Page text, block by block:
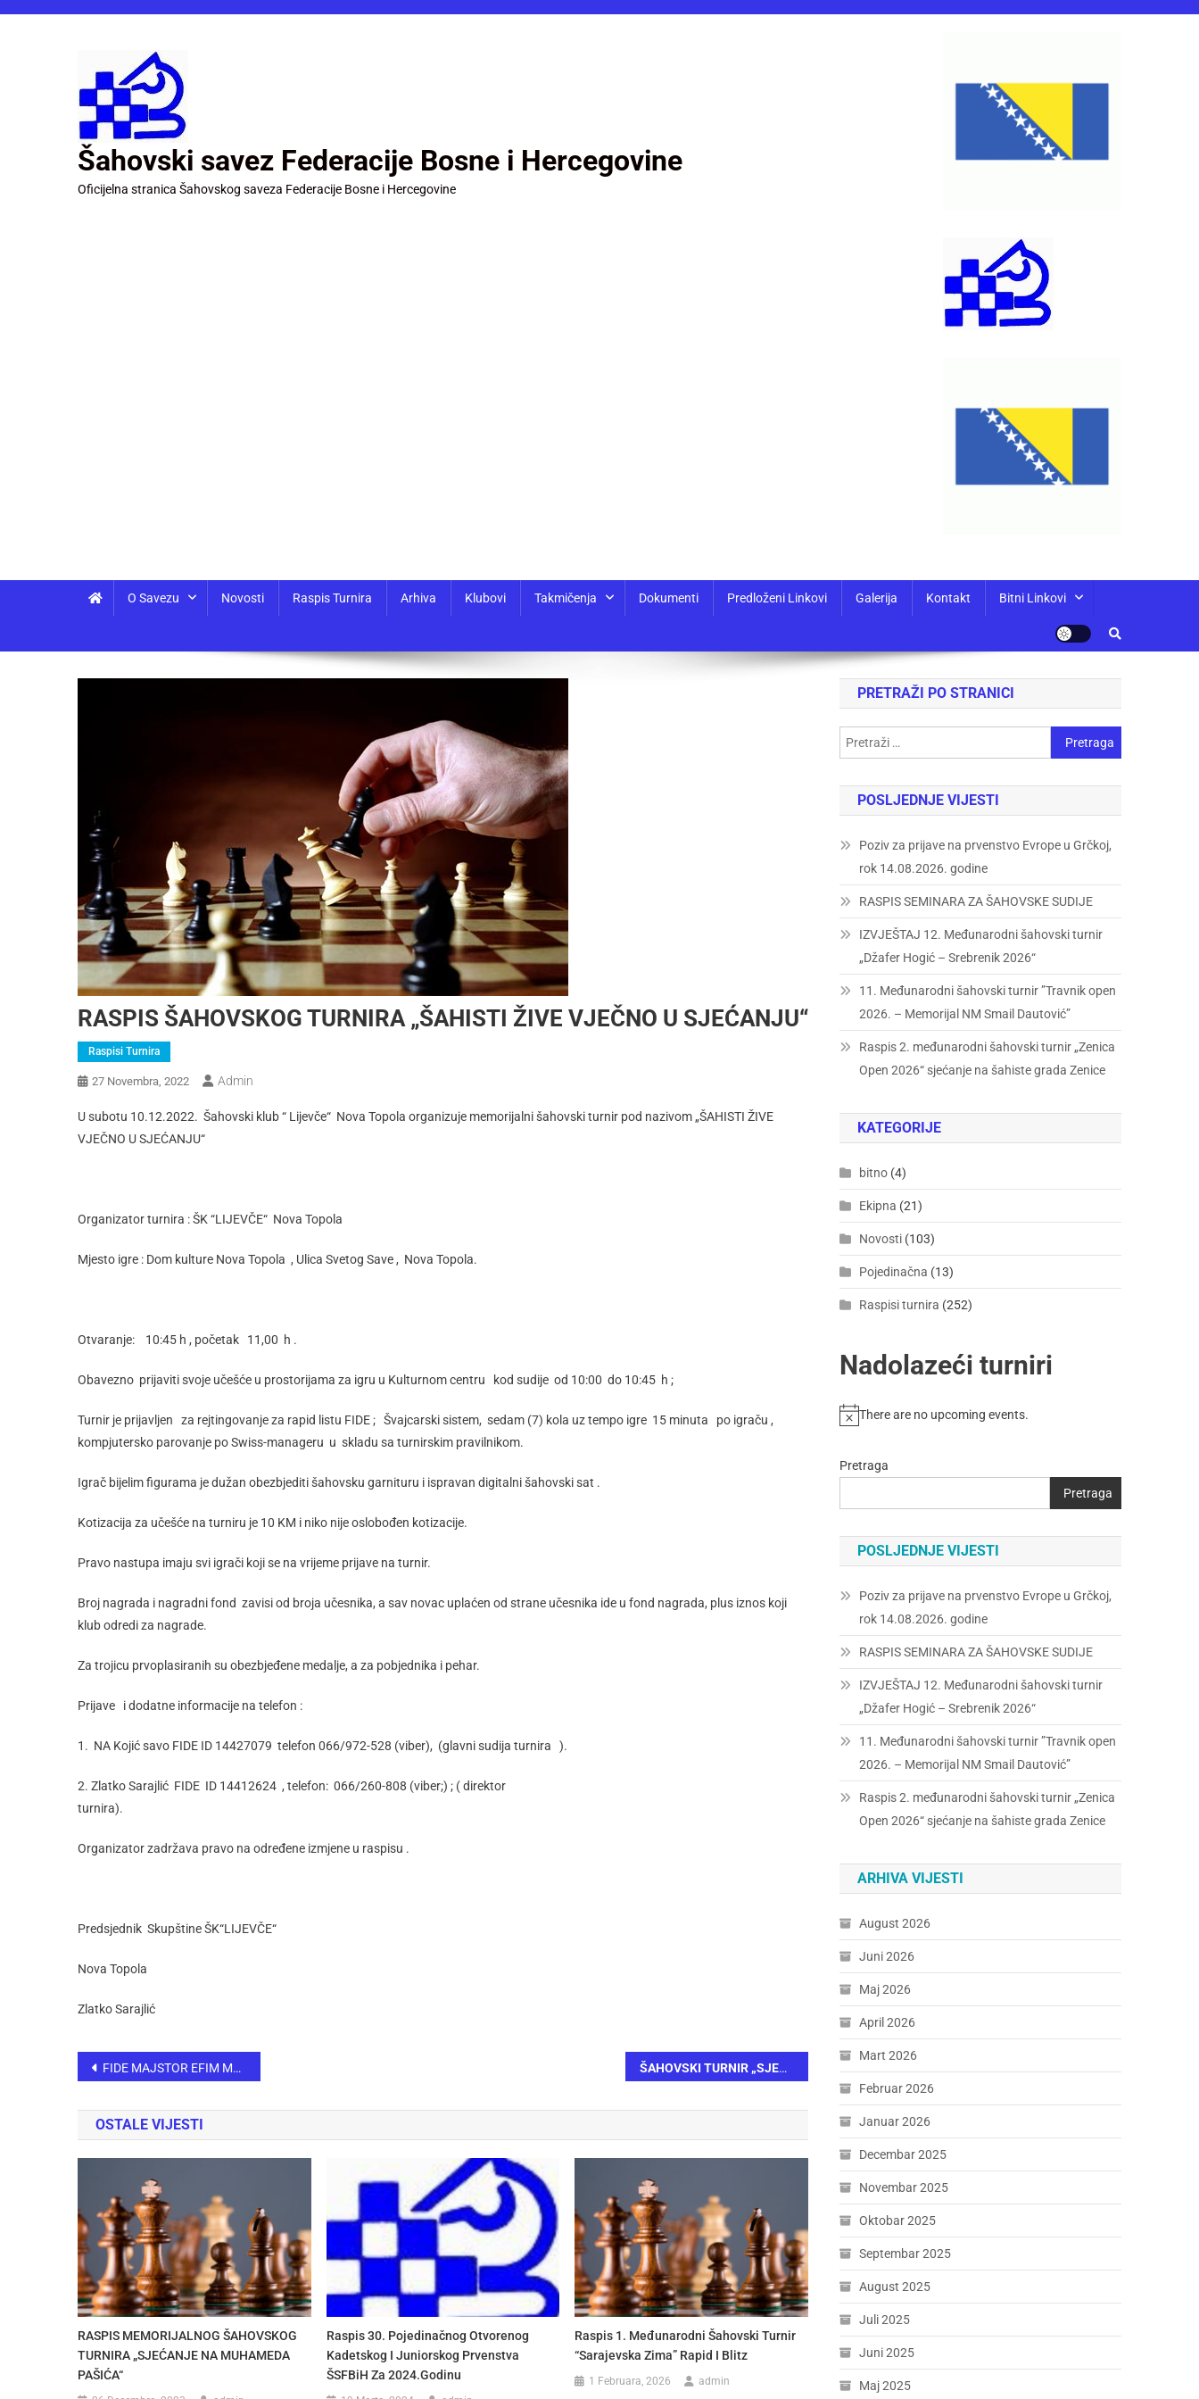
Šahovski savez Federacije Bosne i Hercegovine
Oficijelna stranica Šahovskog saveza Federacije Bosne i Hercegovine
O Savezu Novosti Raspis Turnira Arhiva Klubovi Takmičenja Dokumenti Predloženi Linkovi Galerija Kontakt Bitni Linkovi
RASPIS ŠAHOVSKOG TURNIRA „ŠAHISTI ŽIVE VJEČNO U SJEĆANJU“
Raspisi Turnira
27 Novembra, 2022 Admin
U subotu 10.12.2022. Šahovski klub “ Lijevče“ Nova Topola organizuje memorijalni šahovski turnir pod nazivom „ŠAHISTI ŽIVE
VJEČNO U SJEĆANJU“
Organizator turnira : ŠK “LIJEVČE“ Nova Topola
Mjesto igre : Dom kulture Nova Topola , Ulica Svetog Save , Nova Topola.
Otvaranje: 10:45 h , početak 11,00 h .
Obavezno prijaviti svoje učešće u prostorijama za igru u Kulturnom centru kod sudije od 10:00 do 10:45 h ;
Turnir je prijavljen za rejtingovanje za rapid listu FIDE ; Švajcarski sistem, sedam (7) kola uz tempo igre 15 minuta po igraču ,
kompjutersko parovanje po Swiss-manageru u skladu sa turnirskim pravilnikom.
Igrač bijelim figurama je dužan obezbjediti šahovsku garnituru i ispravan digitalni šahovski sat .
Kotizacija za učešće na turniru je 10 KM i niko nije oslobođen kotizacije.
Pravo nastupa imaju svi igrači koji se na vrijeme prijave na turnir.
Broj nagrada i nagradni fond zavisi od broja učesnika, a sav novac uplaćen od strane učesnika ide u fond nagrada, plus iznos koji
klub odredi za nagrade.
Za trojicu prvoplasiranih su obezbjeđene medalje, a za pobjednika i pehar.
Prijave i dodatne informacije na telefon :
1. NA Kojić savo FIDE ID 14427079 telefon 066/972-528 (viber), (glavni sudija turnira ).
2. Zlatko Sarajlić FIDE ID 14412624 , telefon: 066/260-808 (viber;) ; ( direktor
turnira).
Organizator zadržava pravo na određene izmjene u raspisu .
Predsjednik Skupštine ŠK“LIJEVČE“
Nova Topola
Zlatko Sarajlić
FIDE MAJSTOR EFIM MURATOVIĆ POBJEDNIK TURNIRA POVODOM DANA DRŽAVNOSTI BiH – GORAŽDE 2022 ŠAHOVSKI TURNIR „SJEĆANJE NA MIRKA BARBIĆA“
OSTALE VIJESTI
RASPIS MEMORIJALNOG ŠAHOVSKOG
TURNIRA „SJEĆANJE NA MUHAMEDA
PAŠIĆA“
Raspis 30. Pojedinačnog Otvorenog
Kadetskog I Juniorskog Prvenstva
ŠSFBiH Za 2024.godinu
Raspis 1. Međunarodni Šahovski Turnir
“Sarajevska Zima” Rapid I Blitz
1 Februara, 2026 admin
PRETRAŽI PO STRANICI
POSLJEDNJE VIJESTI
Poziv za prijave na prvenstvo Evrope u Grčkoj,
rok 14.08.2026. godine
RASPIS SEMINARA ZA ŠAHOVSKE SUDIJE
IZVJEŠTAJ 12. Međunarodni šahovski turnir
„Džafer Hogić – Srebrenik 2026“
11. Međunarodni šahovski turnir ”Travnik open
2026. – Memorijal NM Smail Dautović”
Raspis 2. međunarodni šahovski turnir „Zenica
Open 2026“ sjećanje na šahiste grada Zenice
KATEGORIJE
bitno (4)
Ekipna (21)
Novosti (103)
Pojedinačna (13)
Raspisi turnira (252)
Nadolazeći turniri
There are no upcoming events.
Pretraga
Pretraga
POSLJEDNJE VIJESTI
Poziv za prijave na prvenstvo Evrope u Grčkoj,
rok 14.08.2026. godine
RASPIS SEMINARA ZA ŠAHOVSKE SUDIJE
IZVJEŠTAJ 12. Međunarodni šahovski turnir
„Džafer Hogić – Srebrenik 2026“
11. Međunarodni šahovski turnir ”Travnik open
2026. – Memorijal NM Smail Dautović”
Raspis 2. međunarodni šahovski turnir „Zenica
Open 2026“ sjećanje na šahiste grada Zenice
ARHIVA VIJESTI
August 2026
Juni 2026
Maj 2026
April 2026
Mart 2026
Februar 2026
Januar 2026
Decembar 2025
Novembar 2025
Oktobar 2025
Septembar 2025
August 2025
Juli 2025
Juni 2025
Maj 2025